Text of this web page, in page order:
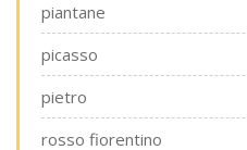
piantane
picasso
pietro
rosso fiorentino